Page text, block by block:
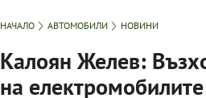
НАЧАЛО АВТОМОБИЛИ НОВИНИ
Калоян Желев:
на електромобилите